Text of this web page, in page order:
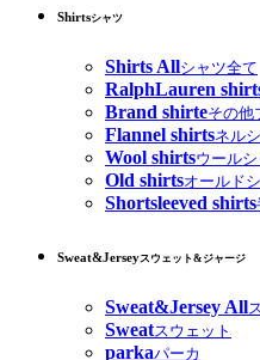
Shirtsシャツ
Shirts Allシャツ全て
RalphLauren
Brand shirteその他
Flannel shirtsネル
Wool shirtsウール
Old shirtsオールド
Shortsleeved shirts
Sweat&Jerseyスウェット&ジャージ
Sweat&Jersey All
Sweatスウェット
parkaパーカ